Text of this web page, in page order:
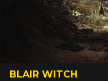
BLAIR WITCH